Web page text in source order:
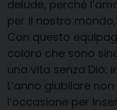
delude, perché
per il nostro
Con questo
coloro che sono
una vita senza Dio;
L’anno giubilare
l’occasione per